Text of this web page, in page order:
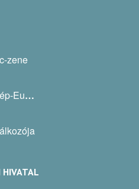
zene
Hőlégballon Közép-Európa Kupa
HIVATAL